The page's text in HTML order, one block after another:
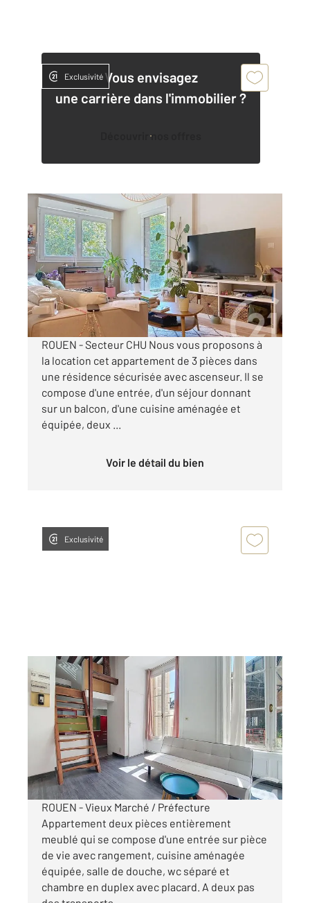
Vous envisagez
une carrière dans l'immobilier ?
Découvrir nos offres
Exclusivité
ROUEN 76
55,45 m
2, 3 pièces
Ref : 34391
Appartement T3 à louer
742 €
par mois charges comprises
ROUEN - Secteur CHU Nous vous proposons à
la location cet appartement de 3 pièces dans
une résidence sécurisée avec ascenseur. Il se
compose d'une entrée, d'un séjour donnant
sur un balcon, d'une cuisine aménagée et
équipée, deux ...
Voir le détail du bien
Exclusivité
ROUEN 76
34,02 m2 , 2 pièces
Ref : 34441
Appartement F2 à louer
647 €
par mois charges comprises
ROUEN - Vieux Marché / Préfecture
Appartement deux pièces entièrement
meublé qui se compose d'une entrée sur pièce
de vie avec rangement, cuisine aménagée
équipée, salle de douche, wc séparé et
chambre en duplex avec placard. A deux pas